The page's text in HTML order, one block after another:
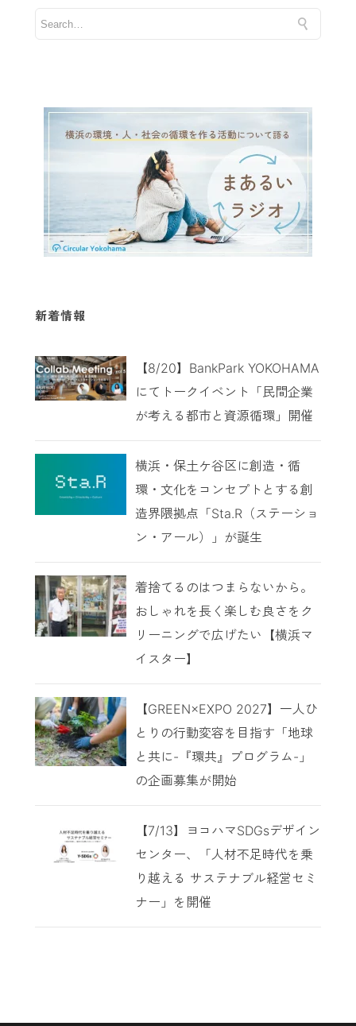
新着情報
【8/20】BankPark YOKOHAMA
にてトークイベント「民間企業
が考える都市と資源循環」開催
横浜・保土ケ谷区に創造・循
環・文化をコンセプトとする創
造界隈拠点「Sta.R（ステーショ
ン・アール）」が誕生
着捨てるのはつまらないから。
おしゃれを長く楽しむ良さをク
リーニングで広げたい【横浜マ
イスター】
【GREEN×EXPO 2027】一人ひ
とりの行動変容を目指す「地球
と共に-『環共』プログラム-」
の企画募集が開始
【7/13】ヨコハマSDGsデザイン
センター、「人材不足時代を乗
り越える サステナブル経営セミ
ナー」を開催